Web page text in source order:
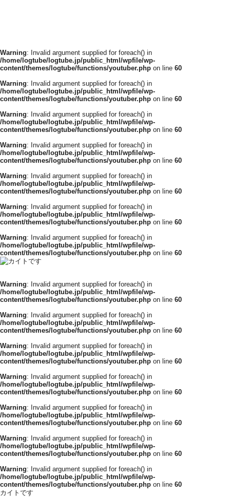
Warning: Invalid argument supplied for foreach() in
/home/logtube/logtube.jp/public_html/wpfile/wp-
content/themes/logtube/functions/youtuber.php on line 60
Warning: Invalid argument supplied for foreach() in
/home/logtube/logtube.jp/public_html/wpfile/wp-
content/themes/logtube/functions/youtuber.php on line 60
Warning: Invalid argument supplied for foreach() in
/home/logtube/logtube.jp/public_html/wpfile/wp-
content/themes/logtube/functions/youtuber.php on line 60
Warning: Invalid argument supplied for foreach() in
/home/logtube/logtube.jp/public_html/wpfile/wp-
content/themes/logtube/functions/youtuber.php on line 60
Warning: Invalid argument supplied for foreach() in
/home/logtube/logtube.jp/public_html/wpfile/wp-
content/themes/logtube/functions/youtuber.php on line 60
Warning: Invalid argument supplied for foreach() in
/home/logtube/logtube.jp/public_html/wpfile/wp-
content/themes/logtube/functions/youtuber.php on line 60
Warning: Invalid argument supplied for foreach() in
/home/logtube/logtube.jp/public_html/wpfile/wp-
content/themes/logtube/functions/youtuber.php on line 60
Warning: Invalid argument supplied for foreach() in
/home/logtube/logtube.jp/public_html/wpfile/wp-
content/themes/logtube/functions/youtuber.php on line 60
Warning: Invalid argument supplied for foreach() in
/home/logtube/logtube.jp/public_html/wpfile/wp-
content/themes/logtube/functions/youtuber.php on line 60
Warning: Invalid argument supplied for foreach() in
/home/logtube/logtube.jp/public_html/wpfile/wp-
content/themes/logtube/functions/youtuber.php on line 60
Warning: Invalid argument supplied for foreach() in
/home/logtube/logtube.jp/public_html/wpfile/wp-
content/themes/logtube/functions/youtuber.php on line 60
Warning: Invalid argument supplied for foreach() in
/home/logtube/logtube.jp/public_html/wpfile/wp-
content/themes/logtube/functions/youtuber.php on line 60
Warning: Invalid argument supplied for foreach() in
/home/logtube/logtube.jp/public_html/wpfile/wp-
content/themes/logtube/functions/youtuber.php on line 60
Warning: Invalid argument supplied for foreach() in
/home/logtube/logtube.jp/public_html/wpfile/wp-
content/themes/logtube/functions/youtuber.php on line 60
カイトです